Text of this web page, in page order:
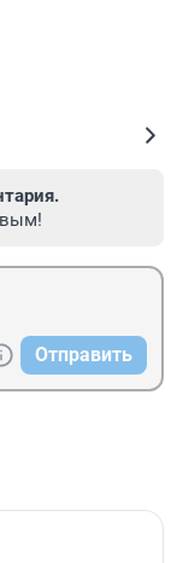
Отправить